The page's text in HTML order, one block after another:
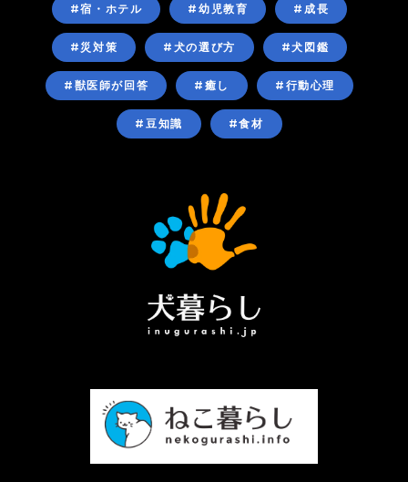
#宿・ホテル #幼児教育 #成長
#災対策 #犬の選び方 #犬図鑑
#獣医師が回答 #癒し #行動心理
#豆知識 #食材